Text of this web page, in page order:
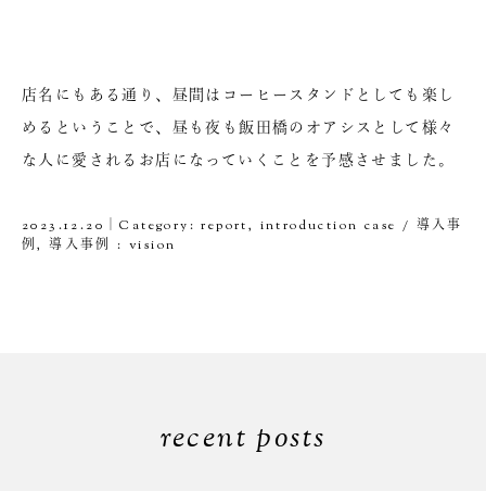
店名にもある通り、昼間はコーヒースタンドとしても楽し
めるということで、昼も夜も飯田橋のオアシスとして様々
な人に愛されるお店になっていくことを予感させました。
2023.12.20｜Category:report, introduction case / 導入事
例,導入事例 : vision
recent posts